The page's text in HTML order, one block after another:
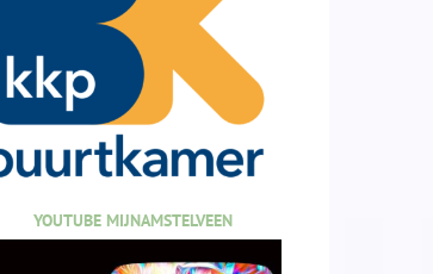
YOUTUBE MIJNAMSTELVEEN